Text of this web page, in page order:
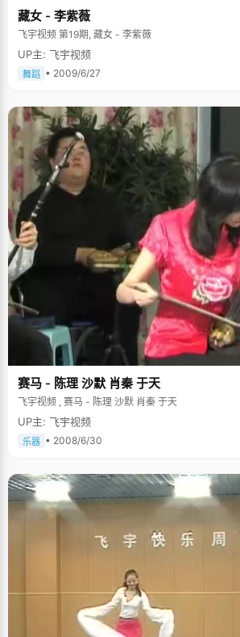
藏女 - 李紫薇
飞宇视频 第19期, 藏女 - 李紫薇
UP主: 飞宇视频
舞蹈 • 2009/6/27
赛马 - 陈理 沙默 肖秦 于天
飞宇视频 , 赛马 - 陈理 沙默 肖秦 于天
UP主: 飞宇视频
乐器 • 2008/6/30